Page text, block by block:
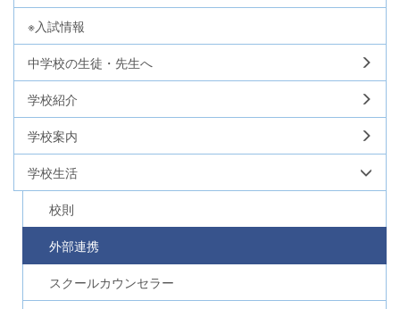
※入試情報
中学校の生徒・先生へ
学校紹介
学校案内
学校生活
校則
外部連携
スクールカウンセラー